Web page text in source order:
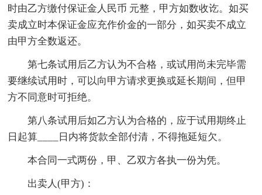
时由乙方缴付保证金人民币 元整，甲方如数收讫。如买
卖成立时本保证金应充作价金的一部分，如买卖不成立
由甲方全数返还。
第七条试用后乙方认为不合格，或试用尚未完毕需
要继续试用时，可以向甲方请求更换或延长期间，但甲
方不同意时可拒绝。
第八条试用后如乙方认为合格的，应于试用期终止
日起算____日内将货款全部付清，不得拖延短欠。
本合同一式两份，甲、乙双方各执一份为凭。
出卖人(甲方)：